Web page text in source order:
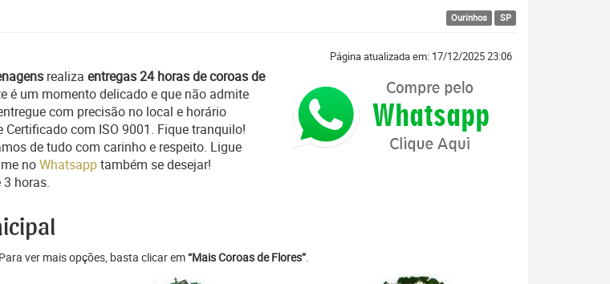
Ourinhos SP
Página atualizada em: 17/12/2025 23:06
realiza entregas 24 horas de coroas de
é um momento delicado e que não admite
com precisão no local e horário
com ISO 9001. Fique tranquilo!
de tudo com carinho e respeito. Ligue
noWhatsapptambém se desejar!
3 horas.
ver mais opções, basta clicar em“Mais Coroas de Flores”.